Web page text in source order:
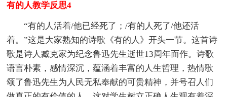
有的人教学反思4
“有的人活着/他已经死了；/有的人死了/他还活
着。”这是大家熟知的诗歌《有的人》开头一节。这首诗
歌是诗人臧克家为纪念鲁迅先生逝世13周年而作。诗歌
语言朴素，感情深沉，蕴涵着丰富的人生哲理，热情歌
颂了鲁迅先生为人民无私奉献的可贵精神，并号召人们